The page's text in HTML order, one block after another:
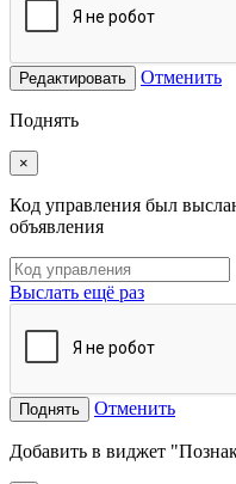
Редактировать Отменить
Поднять
×
Код управления был
объявления
Выслать ещё раз
Поднять Отменить
Добавить в виджет